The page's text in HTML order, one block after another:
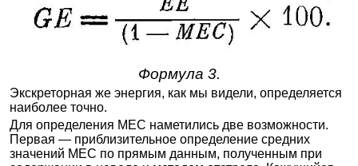
Формула 3.
Экскреторная же энергия, как мы видели, определяется
наиболее точно.
Для определения МЕС наметились две возможности.
Первая — приблизительное определение средних
значений МЕС по прямым данным, полученным при